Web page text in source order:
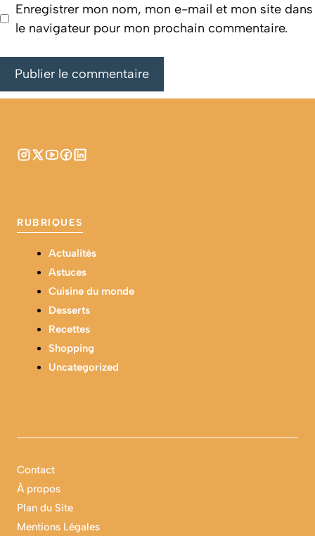
Enregistrer mon nom, mon e-mail et mon site dans
le navigateur pour mon prochain commentaire.
RUBRIQUES
Actualités
Astuces
Cuisine du monde
Desserts
Recettes
Shopping
Uncategorized
Contact
À propos
Plan du Site
Mentions Légales